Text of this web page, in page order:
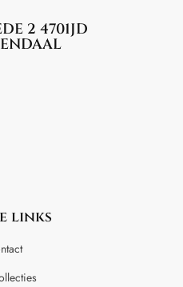
2 4701JD
links